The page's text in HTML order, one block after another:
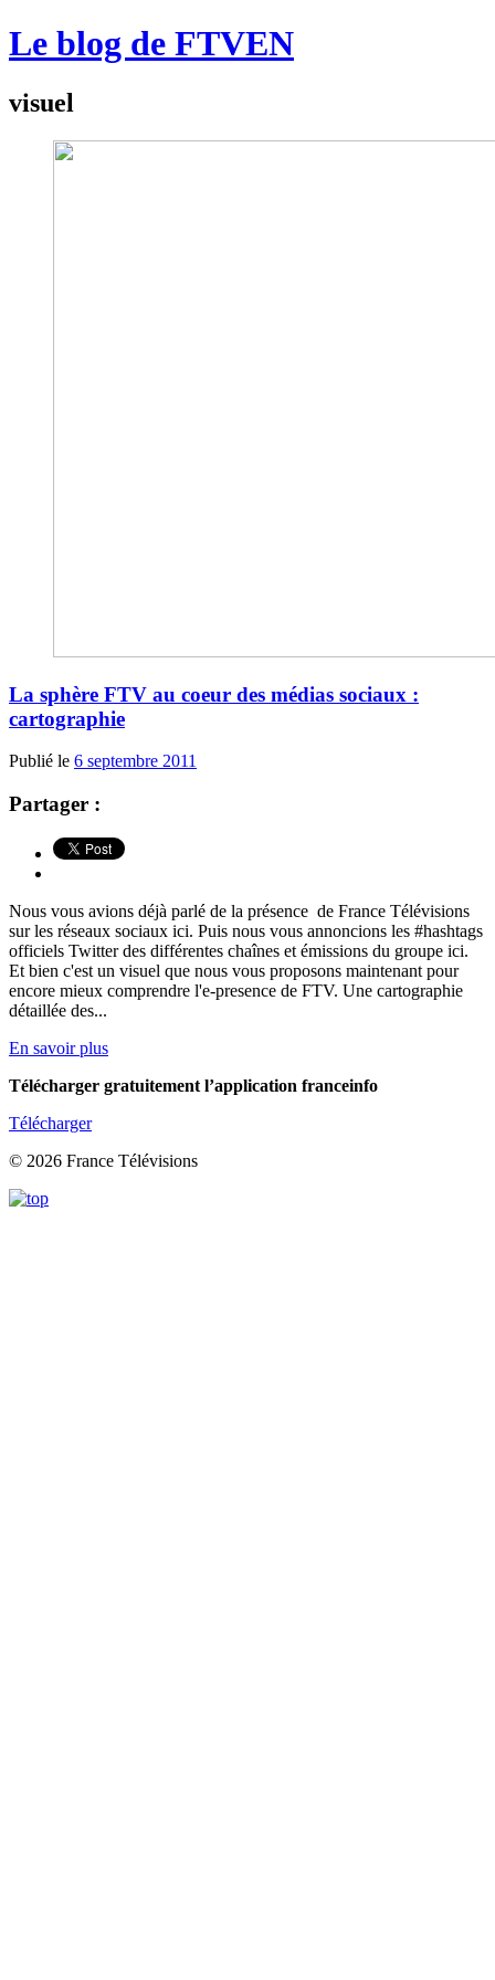
Le blog de FTVEN
visuel
La sphère FTV au coeur des médias sociaux :
cartographie
Publié le 6 septembre 2011
Partager :
Nous vous avions déjà parlé de la présence de France Télévisions
sur les réseaux sociaux ici. Puis nous vous annoncions les #hashtags
officiels Twitter des différentes chaînes et émissions du groupe ici.
Et bien c'est un visuel que nous vous proposons maintenant pour
encore mieux comprendre l'e-presence de FTV. Une cartographie
détaillée des...
En savoir plus
Télécharger gratuitement l’application franceinfo
Télécharger
© 2026 France Télévisions